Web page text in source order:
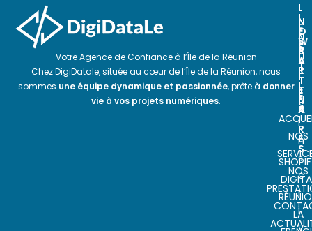
Votre Agence de Confiance à l’Île de la Réunion
Chez DigiDatale, située au cœur de l’Île de la Réunion, nous
sommes une équipe dynamique et passionnée, prête à donner
vie à vos projets numériques.
L
I
E
N
S
U
T
I
L
E
S
NOS
NOS
N
O
S
P
A
R
T
E
N
A
I
R
E
S
LA
N
E
W
S
L
E
T
T
E
R
I
n
s
c
r
i
v